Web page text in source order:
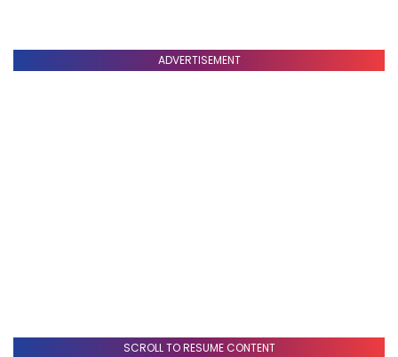
ADVERTISEMENT
SCROLL TO RESUME CONTENT